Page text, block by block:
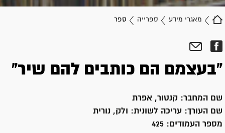
מאגרי מידע ספרייה ספר
"בעצמם הם כותבים להם שיר"
שם המחבר: קנטור, אפרת
שם העורך: עריכה לשונית: ולק, נורית
מספר העמודים: 425